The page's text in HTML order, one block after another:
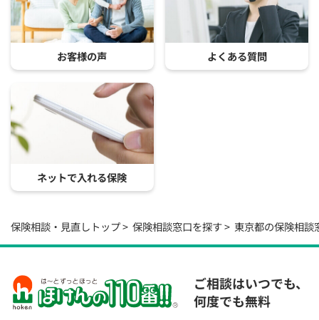
お客様の声 よくある質問
ネットで入れる保険
保険相談・見直しトップ 保険相談窓口を探す 東京都の保険相談
ご相談はいつでも、
何度でも無料